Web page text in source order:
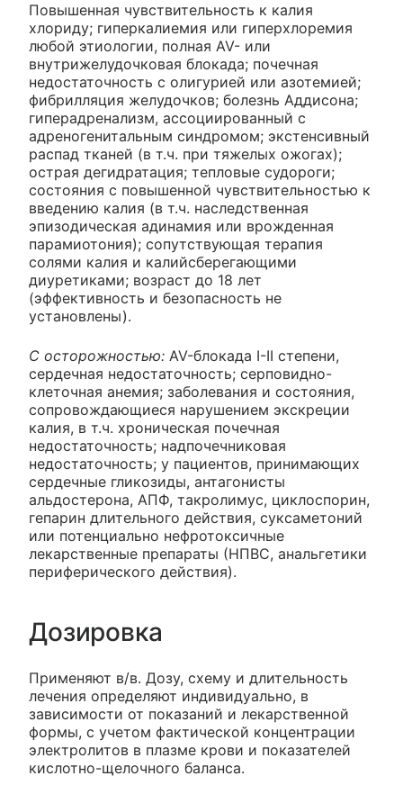
Повышенная чувствительность к калия
хлориду; гиперкалиемия или гиперхлоремия
любой этиологии, полная AV- или
внутрижелудочковая блокада; почечная
недостаточность с олигурией или азотемией;
фибрилляция желудочков; болезнь Аддисона;
гиперадренализм, ассоциированный с
адреногенитальным синдромом; экстенсивный
распад тканей (в т.ч. при тяжелых ожогах);
острая дегидратация; тепловые судороги;
состояния с повышенной чувствительностью к
введению калия (в т.ч. наследственная
эпизодическая адинамия или врожденная
парамиотония); сопутствующая терапия
солями калия и калийсберегающими
диуретиками; возраст до 18 лет
(эффективность и безопасность не
установлены).
С осторожностью: AV-блокада I-II степени,
сердечная недостаточность; серповидно-
клеточная анемия; заболевания и состояния,
сопровождающиеся нарушением экскреции
калия, в т.ч. хроническая почечная
недостаточность; надпочечниковая
недостаточность; у пациентов, принимающих
сердечные гликозиды, антагонисты
альдостерона, АПФ, такролимус, циклоспорин,
гепарин длительного действия, суксаметоний
или потенциально нефротоксичные
лекарственные препараты (НПВС, анальгетики
периферического действия).
Дозировка
Применяют в/в. Дозу, схему и длительность
лечения определяют индивидуально, в
зависимости от показаний и лекарственной
формы, с учетом фактической концентрации
электролитов в плазме крови и показателей
кислотно-щелочного баланса.